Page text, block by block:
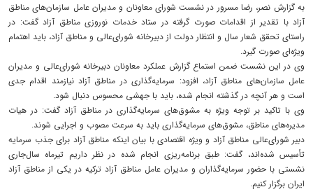
به گزارش نصر، رضا مسرور در نشست شورای معاونان و مدیران عامل سازمان‌های مناطق
آزاد با تقدیر از اقدامات صورت گرفته در ستاد خدمات نوروزی مناطق آزاد گفت: در
راستای تحقق شعار سال و انتظار دولت از دبیرخانه شورای‌عالی و مناطق آزاد، باید اهتمام
ویژه‌ای صورت گیرد.
وی در این نشست ضمن استماع گزارش عملکرد معاونان دبیرخانه شورای‌عالی و مدیران
عامل سازمان‌های مناطق آزاد، افزود: سرمایه‌گذاری در مناطق آزاد نیازمند اقدام جدی
است و هر آنچه در گذشته انجام شده، باید با جهشی محسوس دنبال شود.
وی با تاکید بر توجه ویژه به مشوق‌های سرمایه‌گذاری در مناطق آزاد گفت: در هیات
مدیره‌های مناطق، مشوق‌های سرمایه‌گذاری باید به سرعت مصوب و اجرایی شوند.
دبیر شورای‌عالی مناطق آزاد و ویژه اقتصادی با بیان اینکه مناطق آزاد برای جذب سرمایه
تأسیس شده‌اند، گفت: طبق برنامه‌ریزی انجام شده در نظر داریم تیرماه سال‌جاری
نشستی با حضور سرمایه‌گذاران و مدیران عامل مناطق آزاد ترکیه در یکی از مناطق آزاد
ایران برگزار کنیم.